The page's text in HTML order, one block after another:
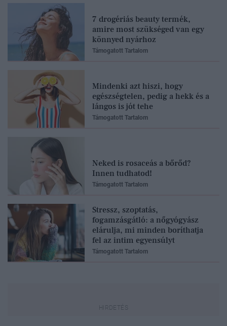
7 drogériás beauty termék,
amire most szükséged van egy
könnyed nyárhoz
Támogatott Tartalom
Mindenki azt hiszi, hogy
egészségtelen, pedig a hekk és a
lángos is jót tehe
Támogatott Tartalom
Neked is rosaceás a bőrőd?
Innen tudhatod!
Támogatott Tartalom
Stressz, szoptatás,
fogamzásgátló: a nőgyógyász
elárulja, mi minden boríthatja
fel az intim egyensúlyt
Támogatott Tartalom